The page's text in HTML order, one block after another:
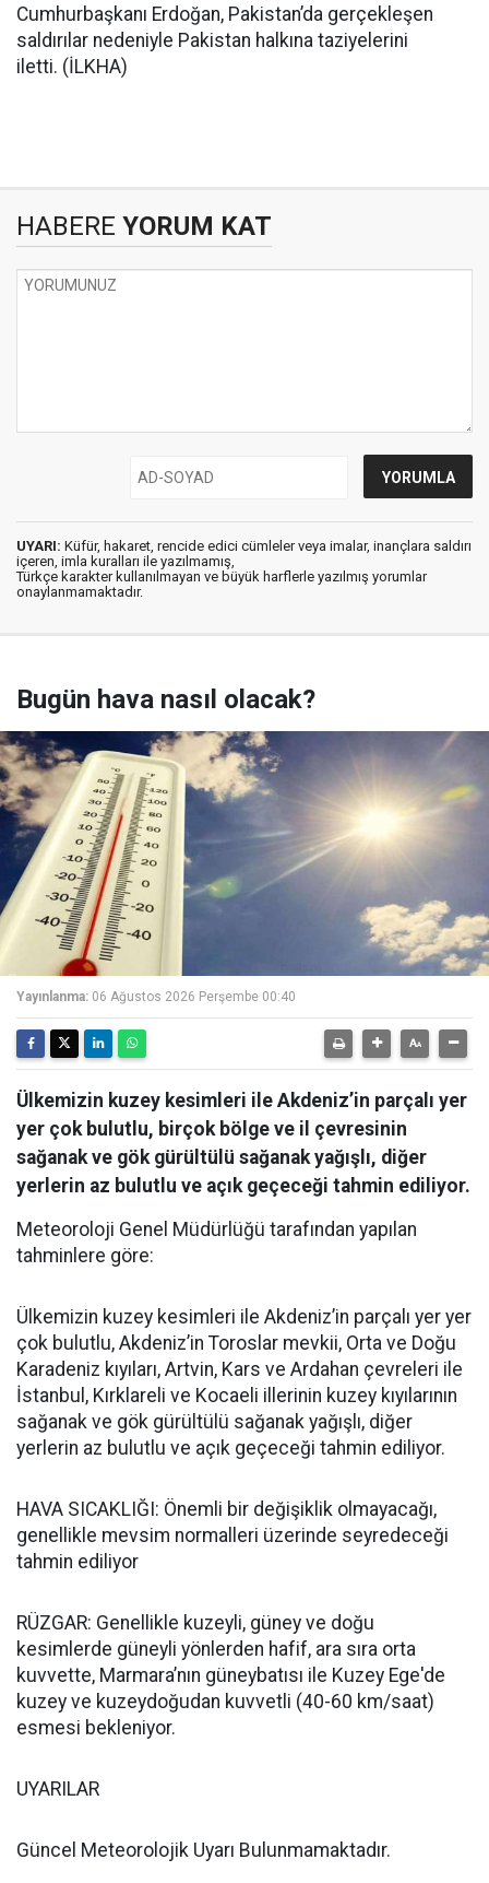
Cumhurbaşkanı Erdoğan, Pakistan’da gerçekleşen
saldırılar nedeniyle Pakistan halkına taziyelerini
iletti. (İLKHA)
HABERE YORUM KAT
UYARI: Küfür, hakaret, rencide edici cümleler veya imalar, inançlara saldırı
içeren, imla kuralları ile yazılmamış,
Türkçe karakter kullanılmayan ve büyük harflerle yazılmış yorumlar
onaylanmamaktadır.
Bugün hava nasıl olacak?
Yayınlanma: 06 Ağustos 2026 Perşembe 00:40
Ülkemizin kuzey kesimleri ile Akdeniz’in parçalı yer
yer çok bulutlu, birçok bölge ve il çevresinin
sağanak ve gök gürültülü sağanak yağışlı, diğer
yerlerin az bulutlu ve açık geçeceği tahmin ediliyor.
Meteoroloji Genel Müdürlüğü tarafından yapılan
tahminlere göre:
Ülkemizin kuzey kesimleri ile Akdeniz’in parçalı yer yer
çok bulutlu, Akdeniz’in Toroslar mevkii, Orta ve Doğu
Karadeniz kıyıları, Artvin, Kars ve Ardahan çevreleri ile
İstanbul, Kırklareli ve Kocaeli illerinin kuzey kıyılarının
sağanak ve gök gürültülü sağanak yağışlı, diğer
yerlerin az bulutlu ve açık geçeceği tahmin ediliyor.
HAVA SICAKLIĞI: Önemli bir değişiklik olmayacağı,
genellikle mevsim normalleri üzerinde seyredeceği
tahmin ediliyor
RÜZGAR: Genellikle kuzeyli, güney ve doğu
kesimlerde güneyli yönlerden hafif, ara sıra orta
kuvvette, Marmara’nın güneybatısı ile Kuzey Ege'de
kuzey ve kuzeydoğudan kuvvetli (40-60 km/saat)
esmesi bekleniyor.
UYARILAR
Güncel Meteorolojik Uyarı Bulunmamaktadır.